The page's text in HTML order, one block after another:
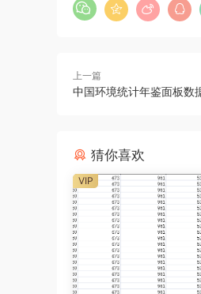
上一篇
中国环境统计年鉴面板数
猜你喜欢
VIP